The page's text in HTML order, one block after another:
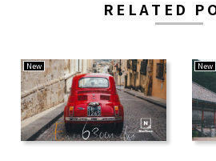
RELATED
New New